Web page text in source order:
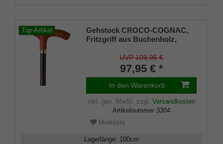
Top-Artikel
Gehstock CROCO-COGNAC,
Fritzgriff aus Buchenholz,
Rindsleder in Croco-Cognac
dunkelbraun, aufgesetzt auf
einen seidenmatt-klar
lackierten dunkelbraunen Stock
aus Buchenholz,inklusiv
Schlankpuffer.
UVP 109,95 €
97,95 € *
In den Warenkorb
inkl. ges. MwSt. zzgl. Versandkosten
Artikelnummer 3304
Merkliste
Lagerlänge: 100cm